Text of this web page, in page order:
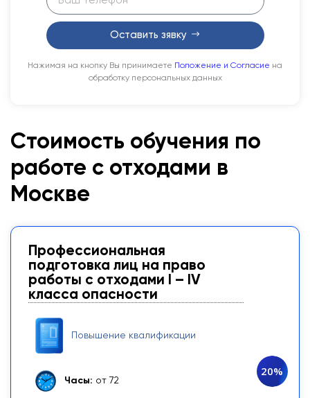
Оставить зявку
Нажимая на кнопку Вы принимаете Положение и Согласие на
обработку персональных данных
Стоимость обучения по
работе с отходами в
Москве
Профессиональная
подготовка лиц на право
работы с отходами I – IV
класса опасности
Повышение квалификации
Часы: от 72
20%